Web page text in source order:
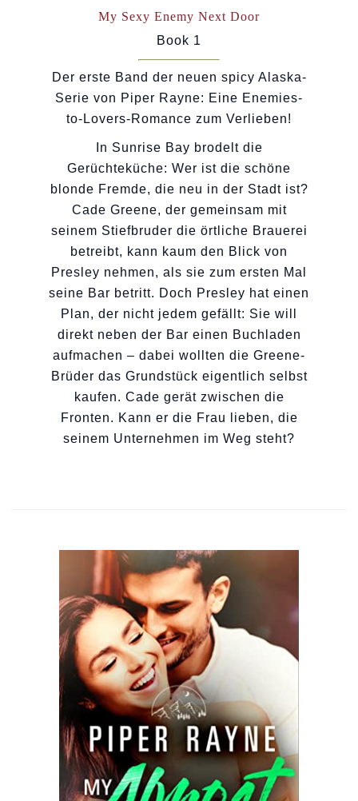
My Sexy Enemy Next Door
Book 1
Der erste Band der neuen spicy Alaska-
Serie von Piper Rayne: Eine Enemies-
to-Lovers-Romance zum Verlieben!
In Sunrise Bay brodelt die
Gerüchteküche: Wer ist die schöne
blonde Fremde, die neu in der Stadt ist?
Cade Greene, der gemeinsam mit
seinem Stiefbruder die örtliche Brauerei
betreibt, kann kaum den Blick von
Presley nehmen, als sie zum ersten Mal
seine Bar betritt. Doch Presley hat einen
Plan, der nicht jedem gefällt: Sie will
direkt neben der Bar einen Buchladen
aufmachen – dabei wollten die Greene-
Brüder das Grundstück eigentlich selbst
kaufen. Cade gerät zwischen die
Fronten. Kann er die Frau lieben, die
seinem Unternehmen im Weg steht?